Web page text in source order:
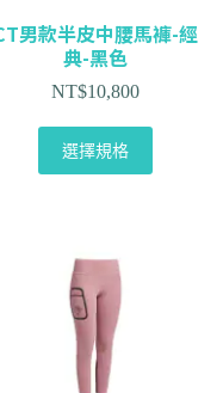
男款半皮中腰馬褲-經
典-黑色
NT$10,800
選擇規格